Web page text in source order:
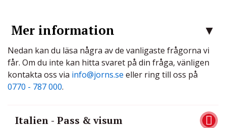
Mer information
Nedan kan du läsa några av de vanligaste frågorna vi
får. Om du inte kan hitta svaret på din fråga, vänligen
kontakta oss via info@jorns.se eller ring till oss på
0770 - 787 000.
Italien - Pass & visum